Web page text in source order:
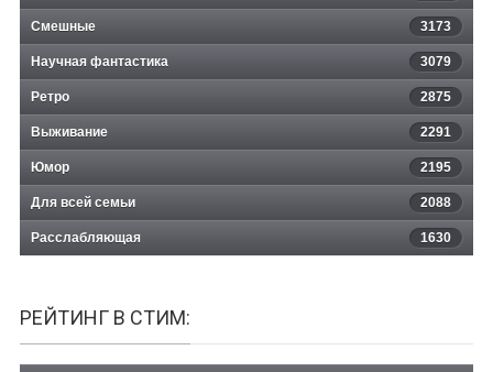
Смешные 3173
Научная фантастика 3079
Ретро 2875
Выживание 2291
Юмор 2195
Для всей семьи 2088
Расслабляющая 1630
РЕЙТИНГ В СТИМ: